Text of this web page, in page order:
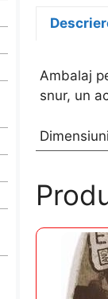
Ambalaj
snur, un